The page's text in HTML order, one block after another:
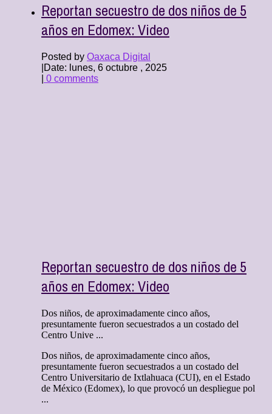
Reportan secuestro de dos niños de 5
años en Edomex: Video
Posted by Oaxaca Digital
Date: lunes, 6 octubre , 2025
0 comments
Reportan secuestro de dos niños de 5
años en Edomex: Video
Dos niños, de aproximadamente cinco años,
presuntamente fueron secuestrados a un costado del
Centro Unive ...
Dos niños, de aproximadamente cinco años,
presuntamente fueron secuestrados a un costado del
Centro Universitario de Ixtlahuaca (CUI), en el Estado
de México (Edomex), lo que provocó un despliegue pol
...